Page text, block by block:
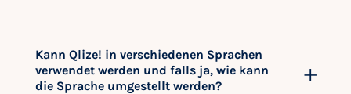
Kann Qlize! in verschiedenen Sprachen
verwendet werden und falls ja, wie kann
die Sprache umgestellt werden?